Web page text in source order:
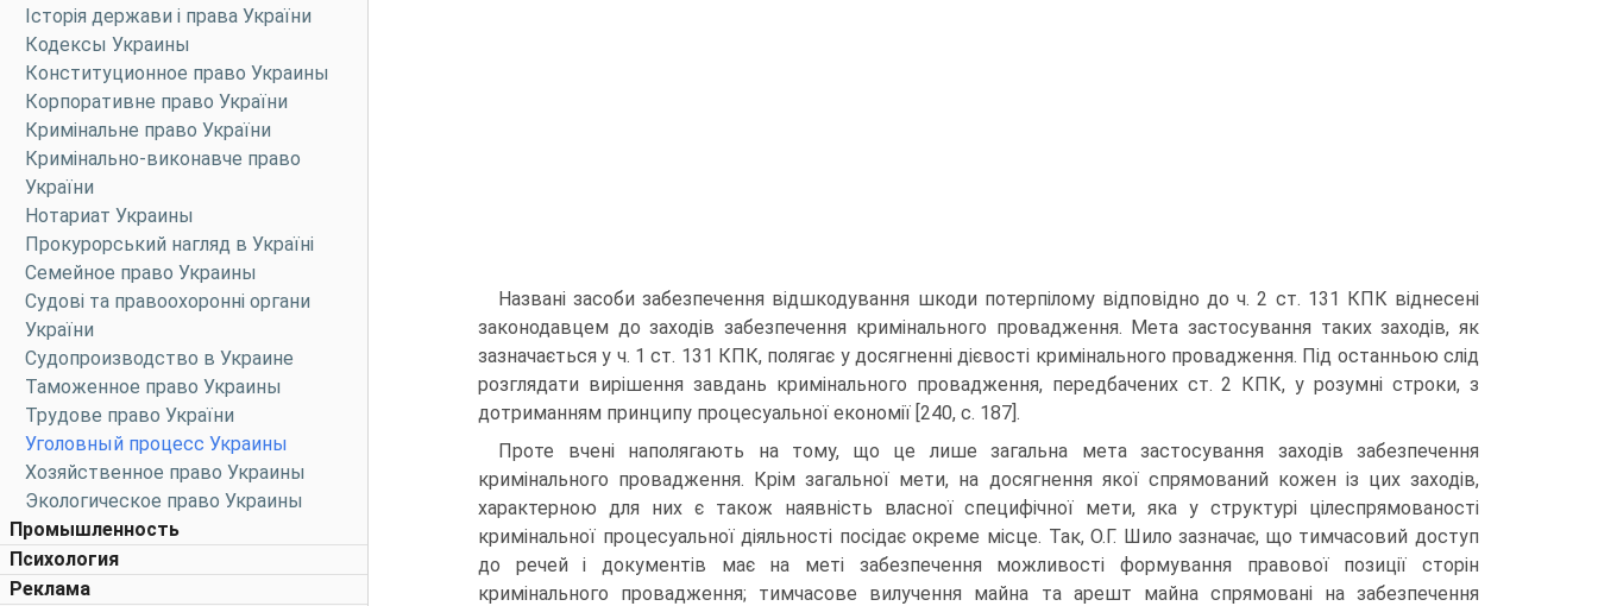
Історія держави і права України
Кодексы Украины
Конституционное право Украины
Корпоративне право України
Кримінальне право України
Кримінально-виконавче право
України
Нотариат Украины
Прокурорський нагляд в Україні
Семейное право Украины
Судові та правоохоронні органи
України
Судопроизводство в Украине
Таможенное право Украины
Трудове право України
Уголовный процесс Украины
Хозяйственное право Украины
Экологическое право Украины
Промышленность
Психология
Реклама
Названі засоби забезпечення відшкодування шкоди потерпілому відповідно до ч. 2 ст. 131 КПК віднесені
законодавцем до заходів забезпечення кримінального провадження. Мета застосування таких заходів, як
зазначається у ч. 1 ст. 131 КПК, полягає у досягненні дієвості кримінального провадження. Під останньою слід
розглядати вирішення завдань кримінального провадження, передбачених ст. 2 КПК, у розумні строки, з
дотриманням принципу процесуальної економії [240, с. 187].
Проте вчені наполягають на тому, що це лише загальна мета застосування заходів забезпечення
кримінального провадження. Крім загальної мети, на досягнення якої спрямований кожен із цих заходів,
характерною для них є також наявність власної специфічної мети, яка у структурі цілеспрямованості
кримінальної процесуальної діяльності посідає окреме місце. Так, О.Г. Шило зазначає, що тимчасовий доступ
до речей і документів має на меті забезпечення можливості формування правової позиції сторін
кримінального провадження; тимчасове вилучення майна та арешт майна спрямовані на забезпечення